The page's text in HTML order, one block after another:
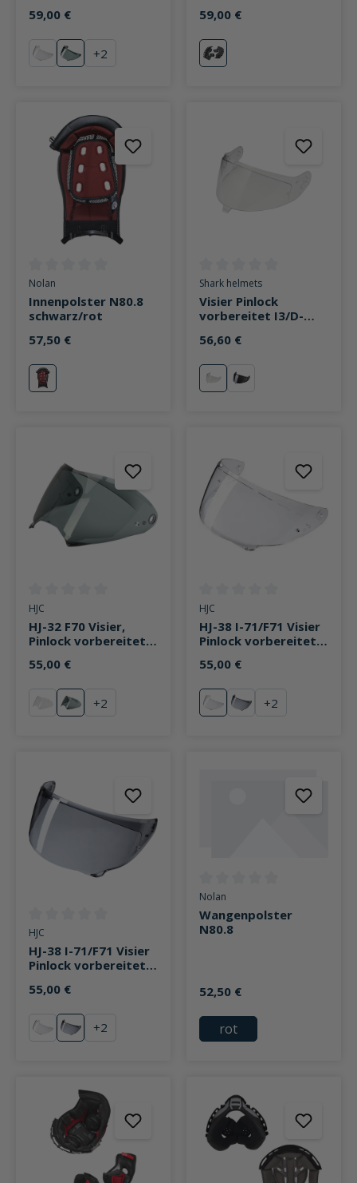
59,00 €
klar stark getönt
+2
59,00 €
neutral
Durchschnittliche Bewertung von 0 von 5 Sternen
Nolan
Innenpolster N80.8
schwarz/rot
57,50 €
rot
Durchschnittliche Bewertung
Shark helmets
Visier Pinlock
vorbereitet I3/D-
56,60 €
klar stark getönt
Durchschnittliche Bewertung von 0 von 5 Sternen
HJC
HJ-32 F70 Visier,
Pinlock vorbereitet
55,00 €
klar stark getönt
+2
Durchschnittliche Bewertung
HJC
HJ-38 I-71/F71 Visier
Pinlock vorbereitet
55,00 €
klar leicht getönt
+2
Durchschnittliche Bewertung von 0 von 5 Sternen
HJC
HJ-38 I-71/F71 Visier
Pinlock vorbereitet
55,00 €
klar leicht getönt
+2
Durchschnittliche Bewertung
Nolan
Wangenpolster
N80.8
52,50 €
rot